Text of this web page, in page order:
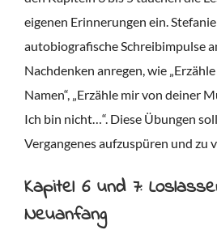
eigenen Erinnerungen ein.
autobiografische Schreibimpulse
Nachdenken anregen, wie
Namen“, „Erzähle mir von deiner
Ich bin nicht…“. Diese Übungen
Vergangenes aufzuspüren und zu
Kapitel 6 und 7:
Neuanfang